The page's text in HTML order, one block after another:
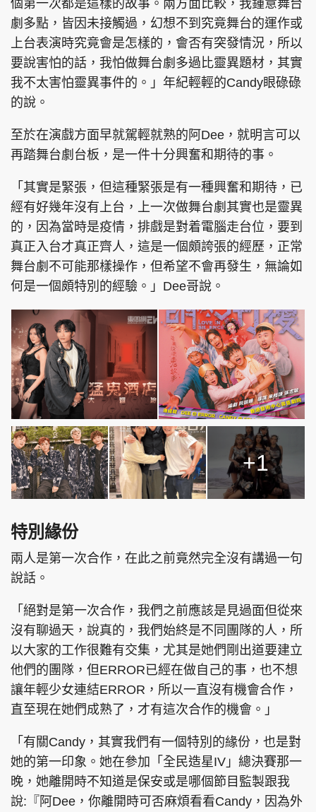
個第一次都是這樣的故事。兩方面比較，我鍾意舞台
劇多點，皆因未接觸過，幻想不到究竟舞台的運作或
上台表演時究竟會是怎樣的，會否有突發情況，所以
要說害怕的話，我怕做舞台劇多過比靈異題材，其實
我不太害怕靈異事件的。」年紀輕輕的Candy眼碌碌
的說。
至於在演戲方面早就駕輕就熟的阿Dee，就明言可以
再踏舞台劇台板，是一件十分興奮和期待的事。
「其實是緊張，但這種緊張是有一種興奮和期待，已
經有好幾年沒有上台，上一次做舞台劇其實也是靈異
的，因為當時是疫情，排戲是對着電腦走台位，要到
真正入台才真正齊人，這是一個頗誇張的經歷，正常
舞台劇不可能那樣操作，但希望不會再發生，無論如
何是一個頗特別的經驗。」Dee哥說。
+1
特別緣份
兩人是第一次合作，在此之前竟然完全沒有講過一句
說話。
「絕對是第一次合作，我們之前應該是見過面但從來
沒有聊過天，說真的，我們始終是不同團隊的人，所
以大家的工作很難有交集，尤其是她們剛出道要建立
他們的團隊，但ERROR已經在做自己的事，也不想
讓年輕少女連結ERROR，所以一直沒有機會合作，
直至現在她們成熟了，才有這次合作的機會。」
「有關Candy，其實我們有一個特別的緣份，也是對
她的第一印象。她在參加「全民造星IV」總決賽那一
晚，她離開時不知道是保安或是哪個節目監製跟我
說:『阿Dee，你離開時可否麻煩看看Candy，因為外